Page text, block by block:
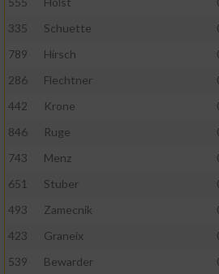
335
Schuette
789
Hirsch
286
Flechtner
442
Krone
846
Ruge
743
Menz
651
Stuber
493
Zamecnik
423
Graneix
539
Bewarder
Verwendung reduzierter Daten zur
Erstellung von Profilen für
Werbung
Verwendung von Profilen zur
personalisierter Werbung
von Inhalten
personalisierter Inhalte